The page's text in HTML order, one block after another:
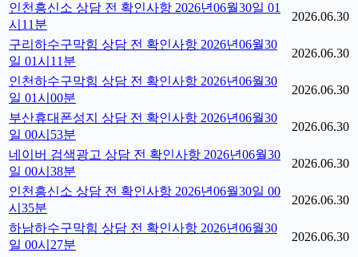
인천흥신소 상담 전 확인사항 2026년06월30일 01
시11분
2026.06.30
구리하수구막힘 상담 전 확인사항 2026년06월30
일 01시11분
2026.06.30
인천하수구막힘 상담 전 확인사항 2026년06월30
일 01시00분
2026.06.30
부산휴대폰성지 상담 전 확인사항 2026년06월30
일 00시53분
2026.06.30
네이버 검색광고 상담 전 확인사항 2026년06월30
일 00시38분
2026.06.30
인천흥신소 상담 전 확인사항 2026년06월30일 00
시35분
2026.06.30
하남하수구막힘 상담 전 확인사항 2026년06월30
일 00시27분
2026.06.30